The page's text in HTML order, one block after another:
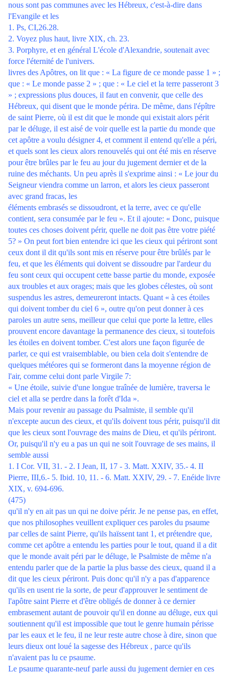
nous sont pas communes avec les Hébreux, c'est-à-dire dans
l'Evangile et les
1. Ps, CI,26.28.
2. Voyez plus haut, livre XIX, ch. 23.
3. Porphyre, et en général L'école d'Alexandrie, soutenait avec
force l'éternité de l'univers.
livres des Apôtres, on lit que : « La figure de ce monde passe 1 » ;
que : « Le monde passe 2 » ; que : « Le ciel et la terre passeront 3
» ; expressions plus douces, il faut en convenir, que celle des
Hébreux, qui disent que le monde périra. De même, dans l'épître
de saint Pierre, où il est dit que le monde qui existait alors périt
par le déluge, il est aisé de voir quelle est la partie du monde que
cet apôtre a voulu désigner 4, et comment il entend qu'elle a péri,
et quels sont les cieux alors renouvelés qui ont été mis en réserve
pour être brûles par le feu au jour du jugement dernier et de la
ruine des méchants. Un peu après il s'exprime ainsi : « Le jour du
Seigneur viendra comme un larron, et alors les cieux passeront
avec grand fracas, les
éléments embrasés se dissoudront, et la terre, avec ce qu'elle
contient, sera consumée par le feu ». Et il ajoute: « Donc, puisque
toutes ces choses doivent périr, quelle ne doit pas être votre piété
5? » On peut fort bien entendre ici que les cieux qui périront sont
ceux dont il dit qu'ils sont mis en réserve pour être brûlés par le
feu, et que les éléments qui doivent se dissoudre par l'ardeur du
feu sont ceux qui occupent cette basse partie du monde, exposée
aux troubles et aux orages; mais que les globes célestes, où sont
suspendus les astres, demeureront intacts. Quant « à ces étoiles
qui doivent tomber du ciel 6 », outre qu'on peut donner à ces
paroles un autre sens, meilleur que celui que porte la lettre, elles
prouvent encore davantage la permanence des cieux, si toutefois
les étoiles en doivent tomber. C'est alors une façon figurée de
parler, ce qui est vraisemblable, ou bien cela doit s'entendre de
quelques météores qui se formeront dans la moyenne région de
l'air, comme celui dont parle Virgile 7:
« Une étoile, suivie d'une longue traînée de lumière, traversa le
ciel et alla se perdre dans la forêt d'Ida ».
Mais pour revenir au passage du Psalmiste, il semble qu'il
n'excepte aucun des cieux, et qu'ils doivent tous périr, puisqu'il dit
que les cieux sont l'ouvrage des mains de Dieu, et qu'ils périront.
Or, puisqu'il n'y eu a pas un qui ne soit l'ouvrage de ses mains, il
semble aussi
1. I Cor. VII, 31. - 2. I Jean, II, 17 - 3. Matt. XXIV, 35.- 4. II
Pierre, III,6.- 5. Ibid. 10, 11. - 6. Matt. XXIV, 29. - 7. Enéide livre
XIX, v. 694-696.
(475)
qu'il n'y en ait pas un qui ne doive périr. Je ne pense pas, en effet,
que nos philosophes veuillent expliquer ces paroles du psaume
par celles de saint Pierre, qu'ils haïssent tant 1, et prétendre que,
comme cet apôtre a entendu les parties pour le tout, quand il a dit
que le monde avait péri par le déluge, le Psalmiste de même n'a
entendu parler que de la partie la plus basse des cieux, quand il a
dit que les cieux périront. Puis donc qu'il n'y a pas d'apparence
qu'ils en usent rie la sorte, de peur d'approuver le sentiment de
l'apôtre saint Pierre et d'être obligés de donner à ce dernier
embrasement autant de pouvoir qu'il en donne au déluge, eux qui
soutiennent qu'il est impossible que tout le genre humain périsse
par les eaux et le feu, il ne leur reste autre chose à dire, sinon que
leurs dieux ont loué la sagesse des Hébreux , parce qu'ils
n'avaient pas lu ce psaume.
Le psaume quarante-neuf parle aussi du jugement dernier en ces